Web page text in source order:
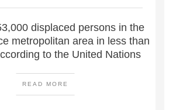
displaced persons in the
metropolitan area in less than
to the United Nations
READ MORE